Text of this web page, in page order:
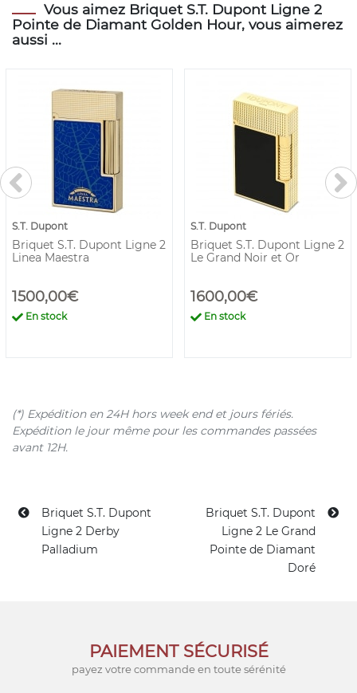
Vous aimez Briquet S.T. Dupont Ligne 2
Pointe de Diamant Golden Hour, vous aimerez
aussi ...
S.T. Dupont
Briquet S.T. Dupont Ligne 2
Linea Maestra
1500,00€
En stock
S.T. Dupont
Briquet S.T. Dupont Ligne 2
Le Grand Noir et Or
1600,00€
En stock
(*) Expédition en 24H hors week end et jours fériés.
Expédition le jour même pour les commandes passées
avant 12H.
Briquet S.T. Dupont
Ligne 2 Derby
Palladium
Briquet S.T. Dupont
Ligne 2 Le Grand
Pointe de Diamant
Doré
PAIEMENT SÉCURISÉ
payez votre commande en toute sérénité